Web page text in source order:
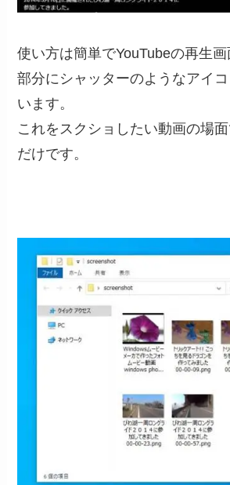
使い方は簡単でYouTubeの再生
部分にシャッターのようなアイ
います。
これをスクショしたい動画の場
だけです。